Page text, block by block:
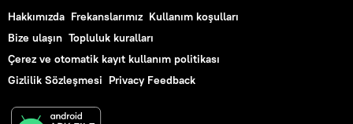
Hakkımızda Frekanslarımız Kullanım koşulları
Bize ulaşın Topluluk kuralları
Çerez ve otomatik kayıt kullanım politikası
Gizlilik Sözleşmesi Privacy Feedback